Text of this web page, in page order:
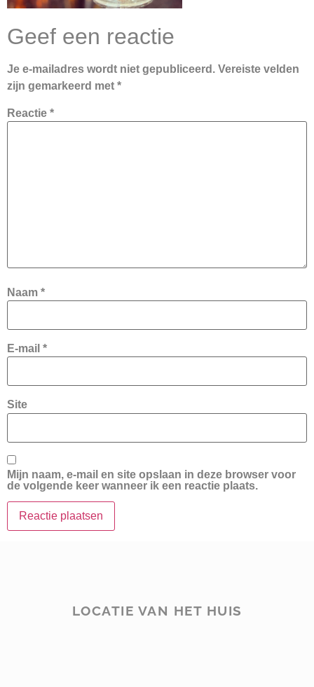
Geef een reactie
Je e-mailadres wordt niet gepubliceerd. Vereiste velden
zijn gemarkeerd met *
Reactie *
Naam *
E-mail *
Site
Mijn naam, e-mail en site opslaan in deze browser voor
de volgende keer wanneer ik een reactie plaats.
LOCATIE VAN HET HUIS